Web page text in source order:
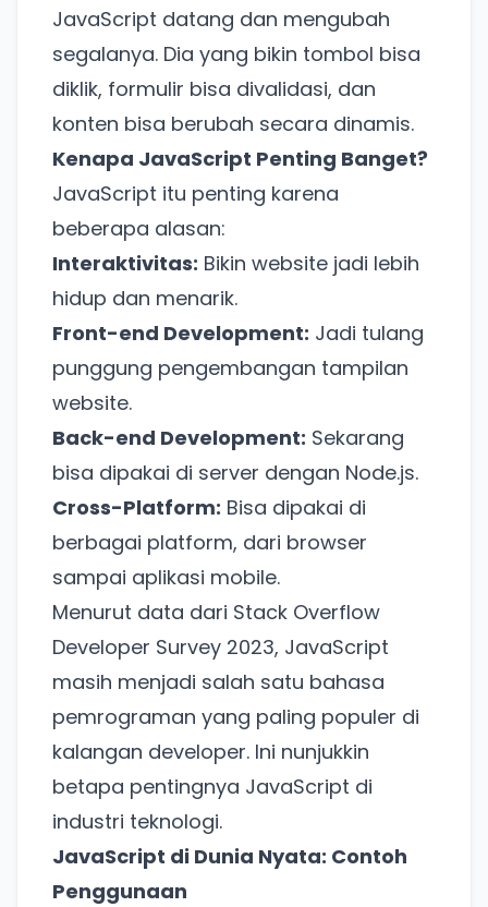
JavaScript datang dan mengubah
segalanya. Dia yang bikin tombol bisa
diklik, formulir bisa divalidasi, dan
konten bisa berubah secara dinamis.
Kenapa JavaScript Penting Banget?
JavaScript itu penting karena
beberapa alasan:
Interaktivitas: Bikin website jadi lebih
hidup dan menarik.
Front-end Development: Jadi tulang
punggung pengembangan tampilan
website.
Back-end Development: Sekarang
bisa dipakai di server dengan Node.js.
Cross-Platform: Bisa dipakai di
berbagai platform, dari browser
sampai aplikasi mobile.
Menurut data dari Stack Overflow
Developer Survey 2023, JavaScript
masih menjadi salah satu bahasa
pemrograman yang paling populer di
kalangan developer. Ini nunjukkin
betapa pentingnya JavaScript di
industri teknologi.
JavaScript di Dunia Nyata: Contoh
Penggunaan